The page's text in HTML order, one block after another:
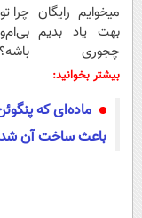
میخوایم رایگان
بهت یاد بدیم
چجوری
پولدارشی! باور
مجانیه
چرا
بیشتر بخوانید:
ماده‌ای که
باعث ساخت آن